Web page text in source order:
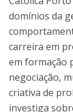
domínios da
carreira em
em formação
negociação,
criativa de
investiga